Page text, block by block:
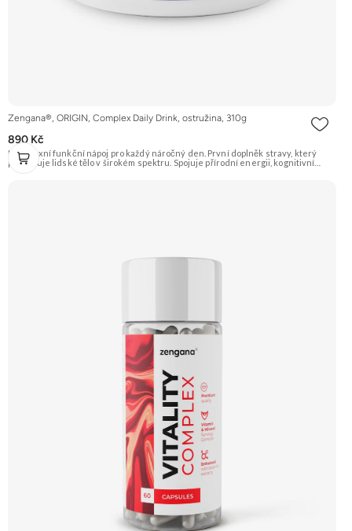
Zengana®, ORIGIN, Complex Daily Drink, ostružina, 310g
890 Kč
Komplexní funkční nápoj pro každý náročný den. První doplněk stravy, který
podporuje lidské tělo v širokém spektru. Spojuje přírodní energii, kognitivní